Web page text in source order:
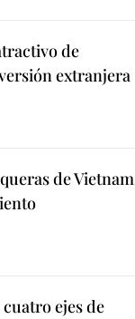
de
extranjera
de Vietnam
ejes de